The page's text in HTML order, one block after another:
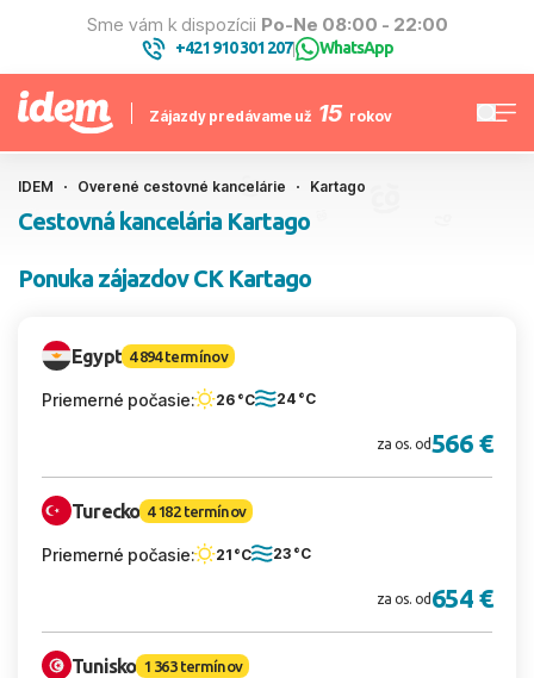
Sme vám k dispozícii Po-Ne 08:00 - 22:00
+421 910 301 207| WhatsApp
Zájazdy predávame už 15 rokov
IDEM Overené cestovné kancelárie Kartago
Cestovná kancelária Kartago
Ponuka zájazdov CK Kartago
Egypt 4 894 termínov
Priemerné počasie: 26 °C 24 °C
za os. od566 €
Turecko 4 182 termínov
Priemerné počasie: 21 °C 23 °C
za os. od 654 €
Tunisko 1 363 termínov